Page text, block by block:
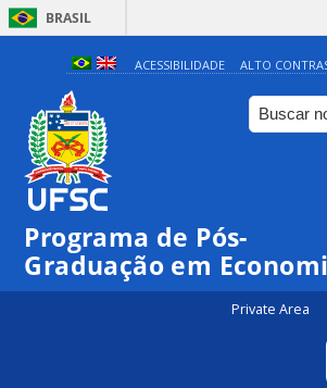
BRASIL
ACESSIBILIDADE ALTO
Programa de Pós-
Graduação em
Private Area